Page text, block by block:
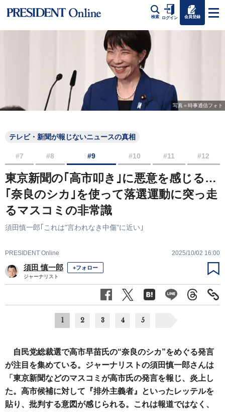
検索 ログイン 会員登録
写真＝時事通信フォト
テレビ・新聞が報じないニュースの真相
#7 #8 #9 #10 #11 #12
東京新聞の｢高市叩き｣に悪意を感じる…
｢奈良のシカ｣を使って落選運動に突っ走
るマスコミの非常識
須田慎一郎｢これは"言われなき中傷"に近い｣
PRESIDENT Online 2025/10/02 16:00
須田 慎一郎 +フォロー
ジャーナリスト
1 2 3 4 5
自民党総裁選で高市早苗氏の“奈良のシカ”をめぐる発言
が注目を集めている。ジャーナリストの須田慎一郎さんは
「東京新聞などのマスコミが高市氏の発言を報じ、炎上し
た。高市候補に対して『排外主義者』といったレッテルを
貼り、批判する意図が感じられる。これは報道ではなく、